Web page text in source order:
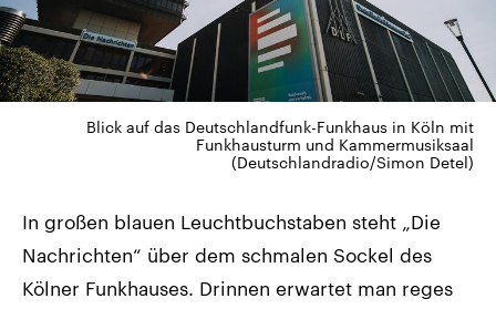
Blick auf das Deutschlandfunk-Funkhaus in Köln mit
Funkhausturm und Kammermusiksaal
(Deutschlandradio/Simon Detel)
In großen blauen Leuchtbuchstaben steht „Die
Nachrichten“ über dem schmalen Sockel des
Kölner Funkhauses. Drinnen erwartet man reges